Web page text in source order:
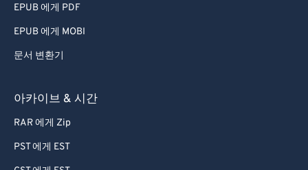
EPUB 에게 PDF
EPUB 에게 MOBI
문서 변환기
아카이브 & 시간
RAR 에게 Zip
PST 에게 EST